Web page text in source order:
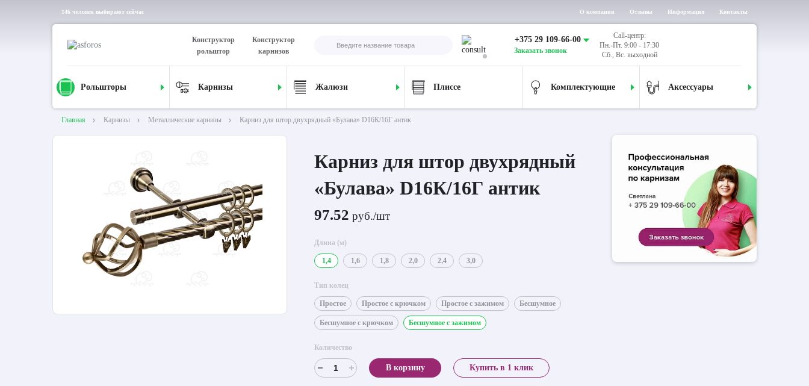
146 человек выбирают сейчас О компании Отзывы Информация Контакты
Конструктор
рольштор
Конструктор
карнизов
+375 29 109-66-00
Заказать звонок
Call-центр:
Пн.-Пт. 9:00 - 17:30
Сб., Вс. выходной
Рольшторы Карнизы Жалюзи Плиссе Комплектующие Аксессуары
Главная Карнизы Металлические карнизы Карниз для штор двухрядный «Булава» D16К/16Г антик
Карниз для штор двухрядный
«Булава» D16К/16Г антик
97.52 руб./шт
Длина (м)
1,4 1,6 1,8 2,0 2,4 3,0
Тип колец
Простое Простое с крючком Простое с зажимом Бесшумное
Бесшумное с крючком Бесшумное с зажимом
Количество
В корзину Купить в 1 клик